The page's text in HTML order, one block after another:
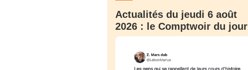
Actualités du jeudi 6 août
2026 : le Comptwoir du jour